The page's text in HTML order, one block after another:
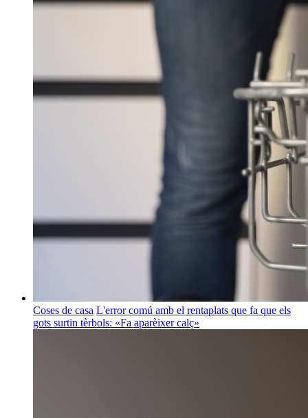
Coses de casa L'error comú amb el rentaplats que fa que els
gots surtin tèrbols: «Fa aparèixer calç»